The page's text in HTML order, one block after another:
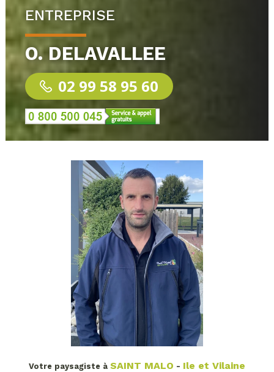
ENTREPRISE
O. DELAVALLEE
02 99 58 95 60
Votre paysagiste à SAINT MALO - Ile et Vilaine